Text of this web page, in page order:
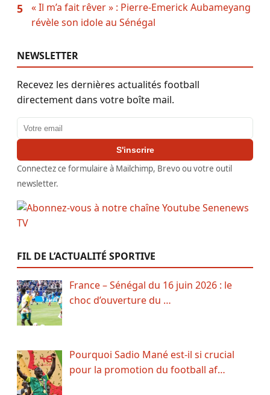
5
« Il m’a fait rêver » : Pierre-Emerick Aubameyang
révèle son idole au Sénégal
NEWSLETTER
Recevez les dernières actualités football
directement dans votre boîte mail.
Adresse email
S'inscrire
Connectez ce formulaire à Mailchimp, Brevo ou votre outil
newsletter.
FIL DE L’ACTUALITÉ SPORTIVE
France – Sénégal du 16 juin 2026 : le
choc d’ouverture du …
Pourquoi Sadio Mané est-il si crucial
pour la promotion du football af…